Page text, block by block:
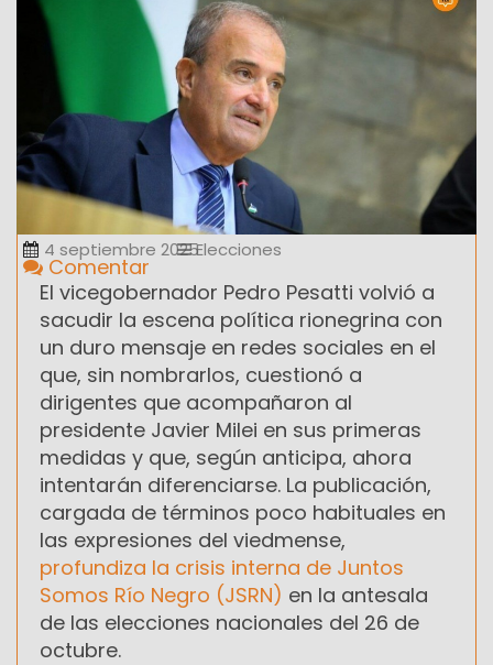
4 septiembre 2025Elecciones
Comentar
El vicegobernador Pedro Pesatti volvió a
sacudir la escena política rionegrina con
un duro mensaje en redes sociales en el
que, sin nombrarlos, cuestionó a
dirigentes que acompañaron al
presidente Javier Milei en sus primeras
medidas y que, según anticipa, ahora
intentarán diferenciarse. La publicación,
cargada de términos poco habituales en
las expresiones del viedmense,
profundiza la crisis interna de Juntos
Somos Río Negro (JSRN) en la antesala
de las elecciones nacionales del 26 de
octubre.